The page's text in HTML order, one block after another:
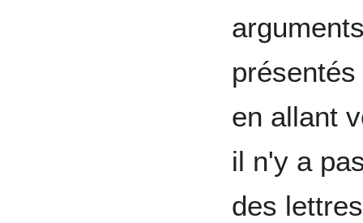
en allant
il n'y a
des